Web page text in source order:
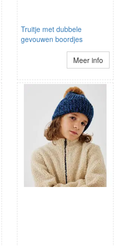
Truitje met dubbele
gevouwen boordjes
Meer info